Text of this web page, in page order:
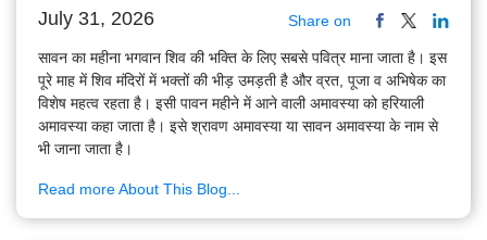
July 31, 2026 Share on
सावन का महीना भगवान शिव की भक्ति के लिए सबसे पवित्र माना जाता है। इस
पूरे माह में शिव मंदिरों में भक्तों की भीड़ उमड़ती है और व्रत, पूजा व अभिषेक का
विशेष महत्व रहता है। इसी पावन महीने में आने वाली अमावस्या को हरियाली
अमावस्या कहा जाता है। इसे श्रावण अमावस्या या सावन अमावस्या के नाम से
भी जाना जाता है।
Read more About This Blog...